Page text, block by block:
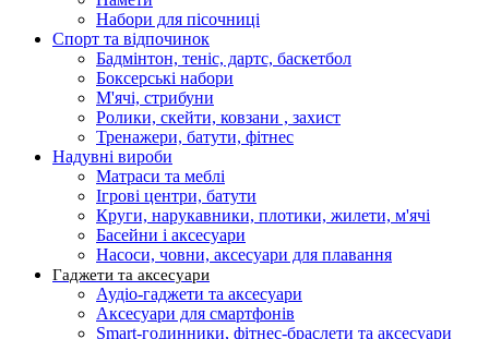
Набори для пісочниці
Спорт та відпочинок
Бадмінтон, теніс, дартс, баскетбол
Боксерські набори
М'ячі, стрибуни
Ролики, скейти, ковзани , захист
Тренажери, батути, фітнес
Надувні вироби
Матраси та меблі
Ігрові центри, батути
Круги, нарукавники, плотики, жилети, м'ячі
Басейни і аксесуари
Насоси, човни, аксесуари для плавання
Гаджети та аксесуари
Аудіо-гаджети та аксесуари
Аксесуари для смартфонів
Smart-годинники, фітнес-браслети та аксесуари